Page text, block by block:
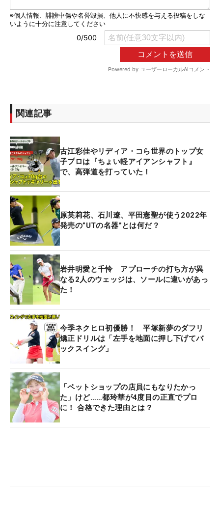
関連記事
古江彩佳やリディア・コら世界のトップ女
子プロは『ちょい軽アイアンシャフト』
で、高弾道を打っていた！
原英莉花、石川遼、平田憲聖が使う2022年
発売の”UTの名器”とは何だ？
岩井明愛と千怜 アプローチの打ち方が異
なる2人のウェッジは、ソールに違いがあっ
た！
今季ネクヒロ初優勝！ 平塚新夢のダフリ
矯正ドリルは「左手を地面に押し下げてバ
ックスイング」
「ペットショップの店員にもなりたかっ
た」けど……都玲華が4度目の正直でプロ
に！ 合格できた理由とは？